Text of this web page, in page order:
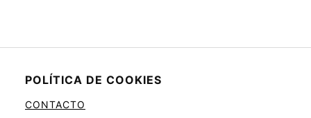
POLÍTICA DE COOKIES
CONTACTO